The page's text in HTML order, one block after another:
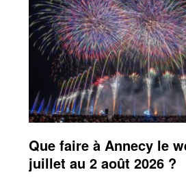
Que faire à Annecy le
juillet au 2 août 2026 ?